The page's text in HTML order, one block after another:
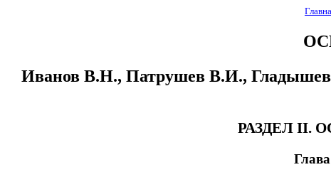
Иванов В.Н., Патрушев В.И.,
РАЗДЕЛ II.